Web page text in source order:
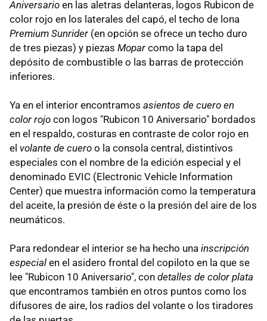
Aniversario en las aletras delanteras, logos Rubicon de
color rojo en los laterales del capó, el techo de lona
Premium Sunrider (en opción se ofrece un techo duro
de tres piezas) y piezas Mopar como la tapa del
depósito de combustible o las barras de protección
inferiores.
Ya en el interior encontramos asientos de cuero en
color rojo con logos "Rubicon 10 Aniversario" bordados
en el respaldo, costuras en contraste de color rojo en
el volante de cuero o la consola central, distintivos
especiales con el nombre de la edición especial y el
denominado EVIC (Electronic Vehicle Information
Center) que muestra información como la temperatura
del aceite, la presión de éste o la presión del aire de los
neumáticos.
Para redondear el interior se ha hecho una inscripción
especial en el asidero frontal del copiloto en la que se
lee "Rubicon 10 Aniversario", con detalles de color plata
que encontramos también en otros puntos como los
difusores de aire, los radios del volante o los tiradores